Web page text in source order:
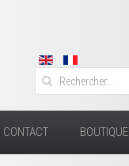
CONTACT BOUTIQUE